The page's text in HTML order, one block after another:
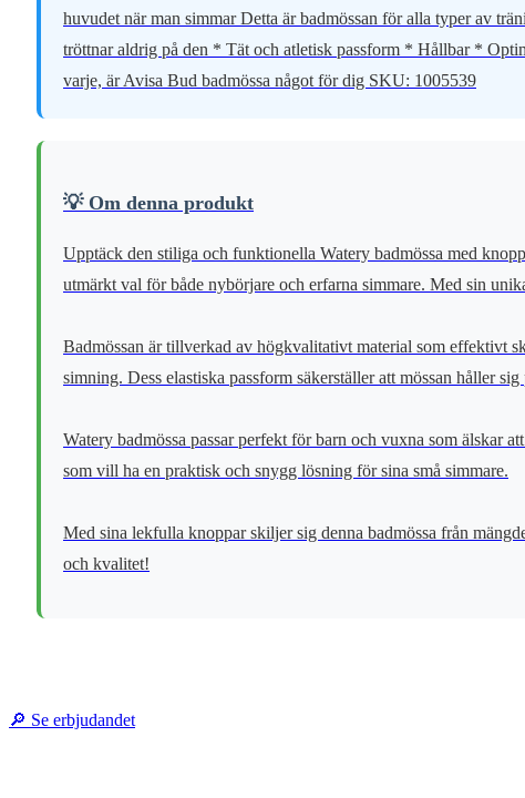
huvudet när man simmar Detta är badmössan för alla typer av
tröttnar aldrig på den * Tät och atletisk passform * Hållbar *
varje, är Avisa Bud badmössa något för dig SKU: 1005539
💡 Om denna produkt
Upptäck den stiliga och funktionella Watery badmössa med
utmärkt val för både nybörjare och erfarna simmare. Med sin
Badmössan är tillverkad av högkvalitativt material som effektivt
simning. Dess elastiska passform säkerställer att mössan håller
Watery badmössa passar perfekt för barn och vuxna som älskar
som vill ha en praktisk och snygg lösning för sina små simmare.
Med sina lekfulla knoppar skiljer sig denna badmössa från
och kvalitet!
🔎 Se erbjudandet